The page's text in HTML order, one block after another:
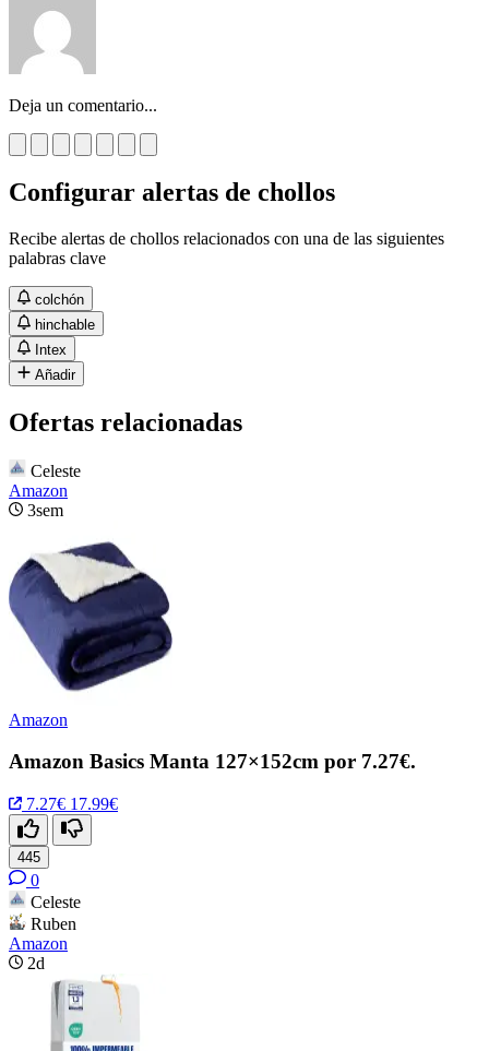
Deja un comentario...
Configurar alertas de chollos
Recibe alertas de chollos relacionados con una de las siguientes
palabras clave
colchón
hinchable
Intex
Añadir
Ofertas relacionadas
Celeste
Amazon
3sem
Amazon
Amazon Basics Manta 127×152cm por 7.27€.
7.27€ 17.99€
445
0
Celeste
Ruben
Amazon
2d